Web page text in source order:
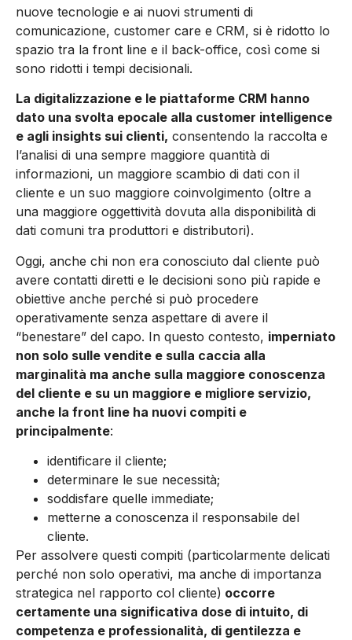
nuove tecnologie e ai nuovi strumenti di
comunicazione, customer care e CRM, si è ridotto lo
spazio tra la front line e il back-office, così come si
sono ridotti i tempi decisionali.
La digitalizzazione e le piattaforme CRM hanno
dato una svolta epocale alla customer intelligence
e agli insights sui clienti, consentendo la raccolta e
l’analisi di una sempre maggiore quantità di
informazioni, un maggiore scambio di dati con il
cliente e un suo maggiore coinvolgimento (oltre a
una maggiore oggettività dovuta alla disponibilità di
dati comuni tra produttori e distributori).
Oggi, anche chi non era conosciuto dal cliente può
avere contatti diretti e le decisioni sono più rapide e
obiettive anche perché si può procedere
operativamente senza aspettare di avere il
“benestare” del capo. In questo contesto, imperniato
non solo sulle vendite e sulla caccia alla
marginalità ma anche sulla maggiore conoscenza
del cliente e su un maggiore e migliore servizio,
anche la front line ha nuovi compiti e
principalmente:
identificare il cliente;
determinare le sue necessità;
soddisfare quelle immediate;
metterne a conoscenza il responsabile del
cliente.
Per assolvere questi compiti (particolarmente delicati
perché non solo operativi, ma anche di importanza
strategica nel rapporto col cliente) occorre
certamente una significativa dose di intuito, di
competenza e professionalità, di gentilezza e